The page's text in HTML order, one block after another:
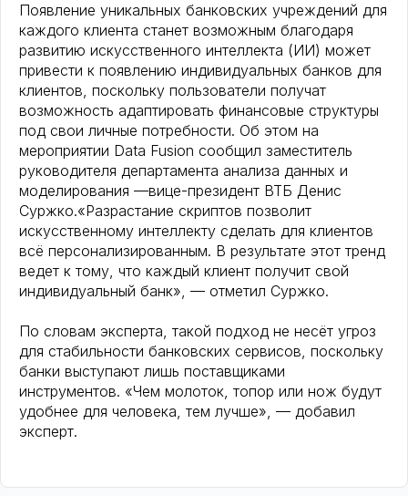
Появление уникальных банковских учреждений для
каждого клиента станет возможным благодаря
развитию искусственного интеллекта (ИИ) может
привести к появлению индивидуальных банков для
клиентов, поскольку пользователи получат
возможность адаптировать финансовые структуры
под свои личные потребности. Об этом на
мероприятии Data Fusion сообщил заместитель
руководителя департамента анализа данных и
моделирования —вице-президент ВТБ Денис
Суржко.«Разрастание скриптов позволит
искусственному интеллекту сделать для клиентов
всё персонализированным. В результате этот тренд
ведет к тому, что каждый клиент получит свой
индивидуальный банк», — отметил Суржко.
По словам эксперта, такой подход не несёт угроз
для стабильности банковских сервисов, поскольку
банки выступают лишь поставщиками
инструментов. «Чем молоток, топор или нож будут
удобнее для человека, тем лучше», — добавил
эксперт.